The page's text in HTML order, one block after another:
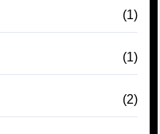
(1)
(1)
(2)